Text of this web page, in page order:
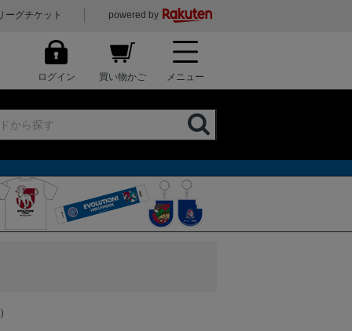
ーグチケット powered by
ログイン 買い物かご メニュー